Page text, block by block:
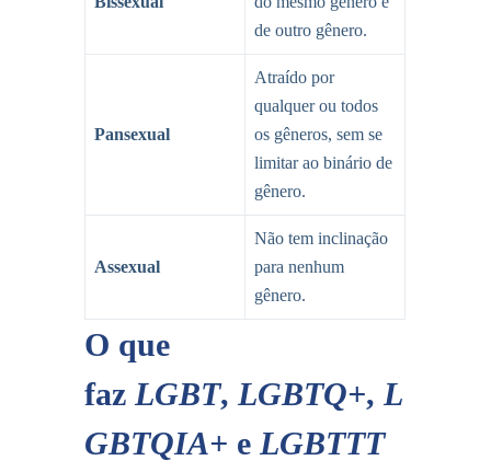
de outro gênero.
Pansexual
Atraído por
qualquer ou todos
os gêneros, sem se
limitar ao binário de
gênero.
Assexual
Não tem inclinação
para nenhum
gênero.
O que
fazLGBT,LGBTQ+,L
GBTQIA+ eLGBTTT